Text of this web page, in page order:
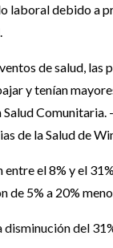
laboral debido a
de salud, las
y tenían
de la Salud de
el 8% y el
5% a 20%
del